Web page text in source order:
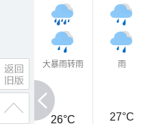
大暴雨转雨 雨
26°C
26°C 27°C